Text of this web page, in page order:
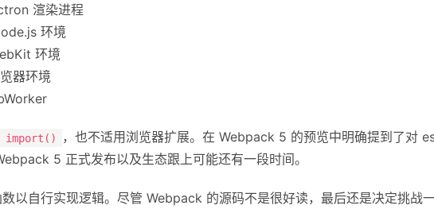
渲染进程
环境
环境
器环境
import()
，也不适用浏览器扩展。在 Webpack 5 的预览中明确提到了对
5 正式发布以及生态跟上可能还有一段时间。
以自行实现逻辑。尽管 Webpack 的源码不是很好读，最后还是决定挑战